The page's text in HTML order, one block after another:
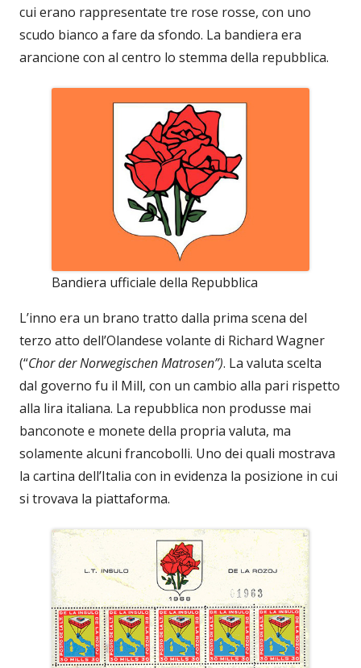
cui erano rappresentate tre rose rosse, con uno
scudo bianco a fare da sfondo. La bandiera era
arancione con al centro lo stemma della repubblica.
Bandiera ufficiale della Repubblica
L’inno era un brano tratto dalla prima scena del
terzo atto dell’Olandese volante di Richard Wagner
(“Chor der Norwegischen Matrosen”). La valuta scelta
dal governo fu il Mill, con un cambio alla pari rispetto
alla lira italiana. La repubblica non produsse mai
banconote e monete della propria valuta, ma
solamente alcuni francobolli. Uno dei quali mostrava
la cartina dell’Italia con in evidenza la posizione in cui
si trovava la piattaforma.